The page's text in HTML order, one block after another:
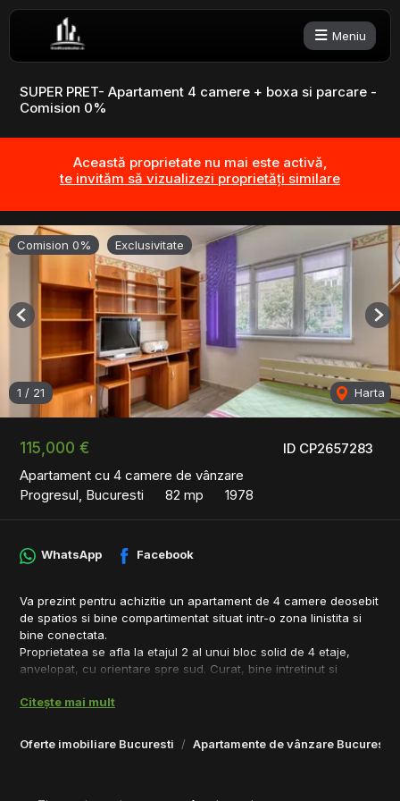
Meniu
SUPER PRET- Apartament 4 camere + boxa si parcare -
Comision 0%
Această proprietate nu mai este activă,
te invităm să vizualizezi proprietăți similare
ID CP2657283
115,000 €
Apartament cu 4 camere de vânzare
Progresul, Bucuresti
82 mp 1978
Comision 0% Exclusivitate
1 / 21 Harta
Previous
Oferte imobiliare Bucuresti Apartamente de vânzare Bucuresti
WhatsApp Facebook
Va prezint pentru achizitie un apartament de 4 camere deosebit
de spatios si bine compartimentat situat intr-o zona linistita si
bine conectata.
Proprietatea se afla la etajul 2 al unui bloc solid de 4 etaje,
anvelopat, cu orientare spre sud. Curat, bine intretinut si
Zona este una sigura, foarte linistita, fiind ferita de zgomotul
rapid in multe zone importante ale orasului.
Apartamentul este de mijloc astfel fiind foarte eficient din punct
Citește mai mult